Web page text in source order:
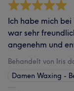
Ich habe mich
war sehr
angenehm und
Behandelt von Iris
Damen Waxing -